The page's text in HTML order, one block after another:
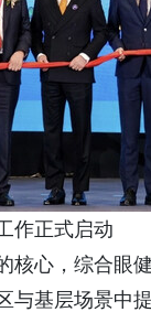
作正式启动
核心，综合眼
与基层场景中